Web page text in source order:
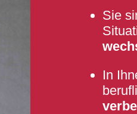
Sie
In